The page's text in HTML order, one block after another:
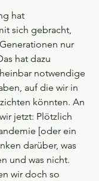
hat
sich gebracht,
nur
hat dazu
notwendige
auf die wir in
könnten. An
jetzt: Plötzlich
[oder ein
darüber, was
und was nicht.
wir doch so